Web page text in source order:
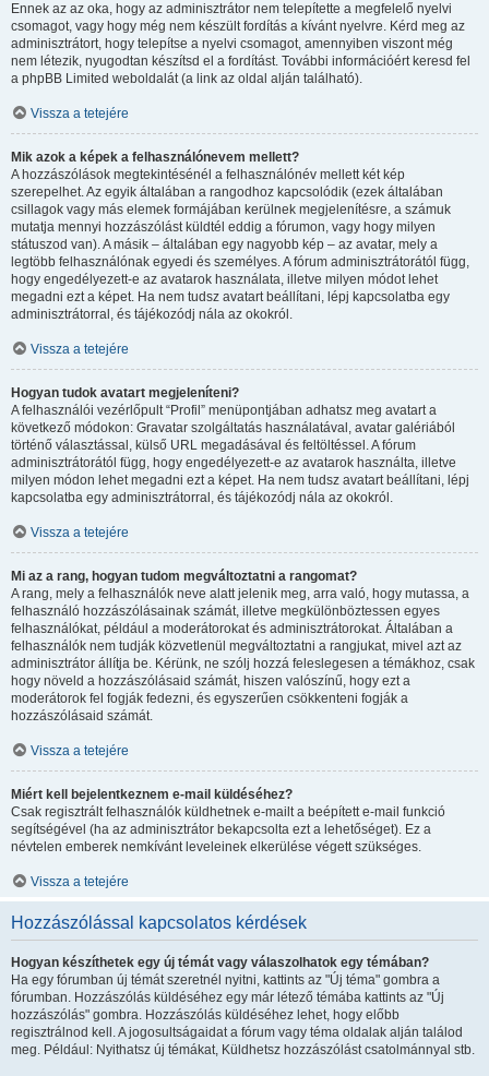
Ennek az az oka, hogy az adminisztrátor nem telepítette a megfelelő nyelvi
csomagot, vagy hogy még nem készült fordítás a kívánt nyelvre. Kérd meg az
adminisztrátort, hogy telepítse a nyelvi csomagot, amennyiben viszont még
nem létezik, nyugodtan készítsd el a fordítást. További információért keresd fel
a phpBB Limited weboldalát (a link az oldal alján található).
Vissza a tetejére
Mik azok a képek a felhasználónevem mellett?
A hozzászólások megtekintésénél a felhasználónév mellett két kép
szerepelhet. Az egyik általában a rangodhoz kapcsolódik (ezek általában
csillagok vagy más elemek formájában kerülnek megjelenítésre, a számuk
mutatja mennyi hozzászólást küldtél eddig a fórumon, vagy hogy milyen
státuszod van). A másik – általában egy nagyobb kép – az avatar, mely a
legtöbb felhasználónak egyedi és személyes. A fórum adminisztrátorától függ,
hogy engedélyezett-e az avatarok használata, illetve milyen módot lehet
megadni ezt a képet. Ha nem tudsz avatart beállítani, lépj kapcsolatba egy
adminisztrátorral, és tájékozódj nála az okokról.
Vissza a tetejére
Hogyan tudok avatart megjeleníteni?
A felhasználói vezérlőpult “Profil” menüpontjában adhatsz meg avatart a
következő módokon: Gravatar szolgáltatás használatával, avatar galériából
történő választással, külső URL megadásával és feltöltéssel. A fórum
adminisztrátorától függ, hogy engedélyezett-e az avatarok használta, illetve
milyen módon lehet megadni ezt a képet. Ha nem tudsz avatart beállítani, lépj
kapcsolatba egy adminisztrátorral, és tájékozódj nála az okokról.
Vissza a tetejére
Mi az a rang, hogyan tudom megváltoztatni a rangomat?
A rang, mely a felhasználók neve alatt jelenik meg, arra való, hogy mutassa, a
felhasználó hozzászólásainak számát, illetve megkülönböztessen egyes
felhasználókat, például a moderátorokat és adminisztrátorokat. Általában a
felhasználók nem tudják közvetlenül megváltoztatni a rangjukat, mivel azt az
adminisztrátor állítja be. Kérünk, ne szólj hozzá feleslegesen a témákhoz, csak
hogy növeld a hozzászólásaid számát, hiszen valószínű, hogy ezt a
moderátorok fel fogják fedezni, és egyszerűen csökkenteni fogják a
hozzászólásaid számát.
Vissza a tetejére
Miért kell bejelentkeznem e-mail küldéséhez?
Csak regisztrált felhasználók küldhetnek e-mailt a beépített e-mail funkció
segítségével (ha az adminisztrátor bekapcsolta ezt a lehetőséget). Ez a
névtelen emberek nemkívánt leveleinek elkerülése végett szükséges.
Vissza a tetejére
Hozzászólással kapcsolatos kérdések
Hogyan készíthetek egy új témát vagy válaszolhatok egy témában?
Ha egy fórumban új témát szeretnél nyitni, kattints az "Új téma" gombra a
fórumban. Hozzászólás küldéséhez egy már létező témába kattints az "Új
hozzászólás" gombra. Hozzászólás küldéséhez lehet, hogy előbb
regisztrálnod kell. A jogosultságaidat a fórum vagy téma oldalak alján találod
meg. Például: Nyithatsz új témákat, Küldhetsz hozzászólást csatolmánnyal stb.